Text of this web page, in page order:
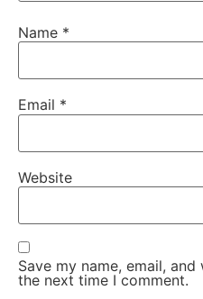
Name *
Email *
Website
Save my name, email,
the next time I comment.